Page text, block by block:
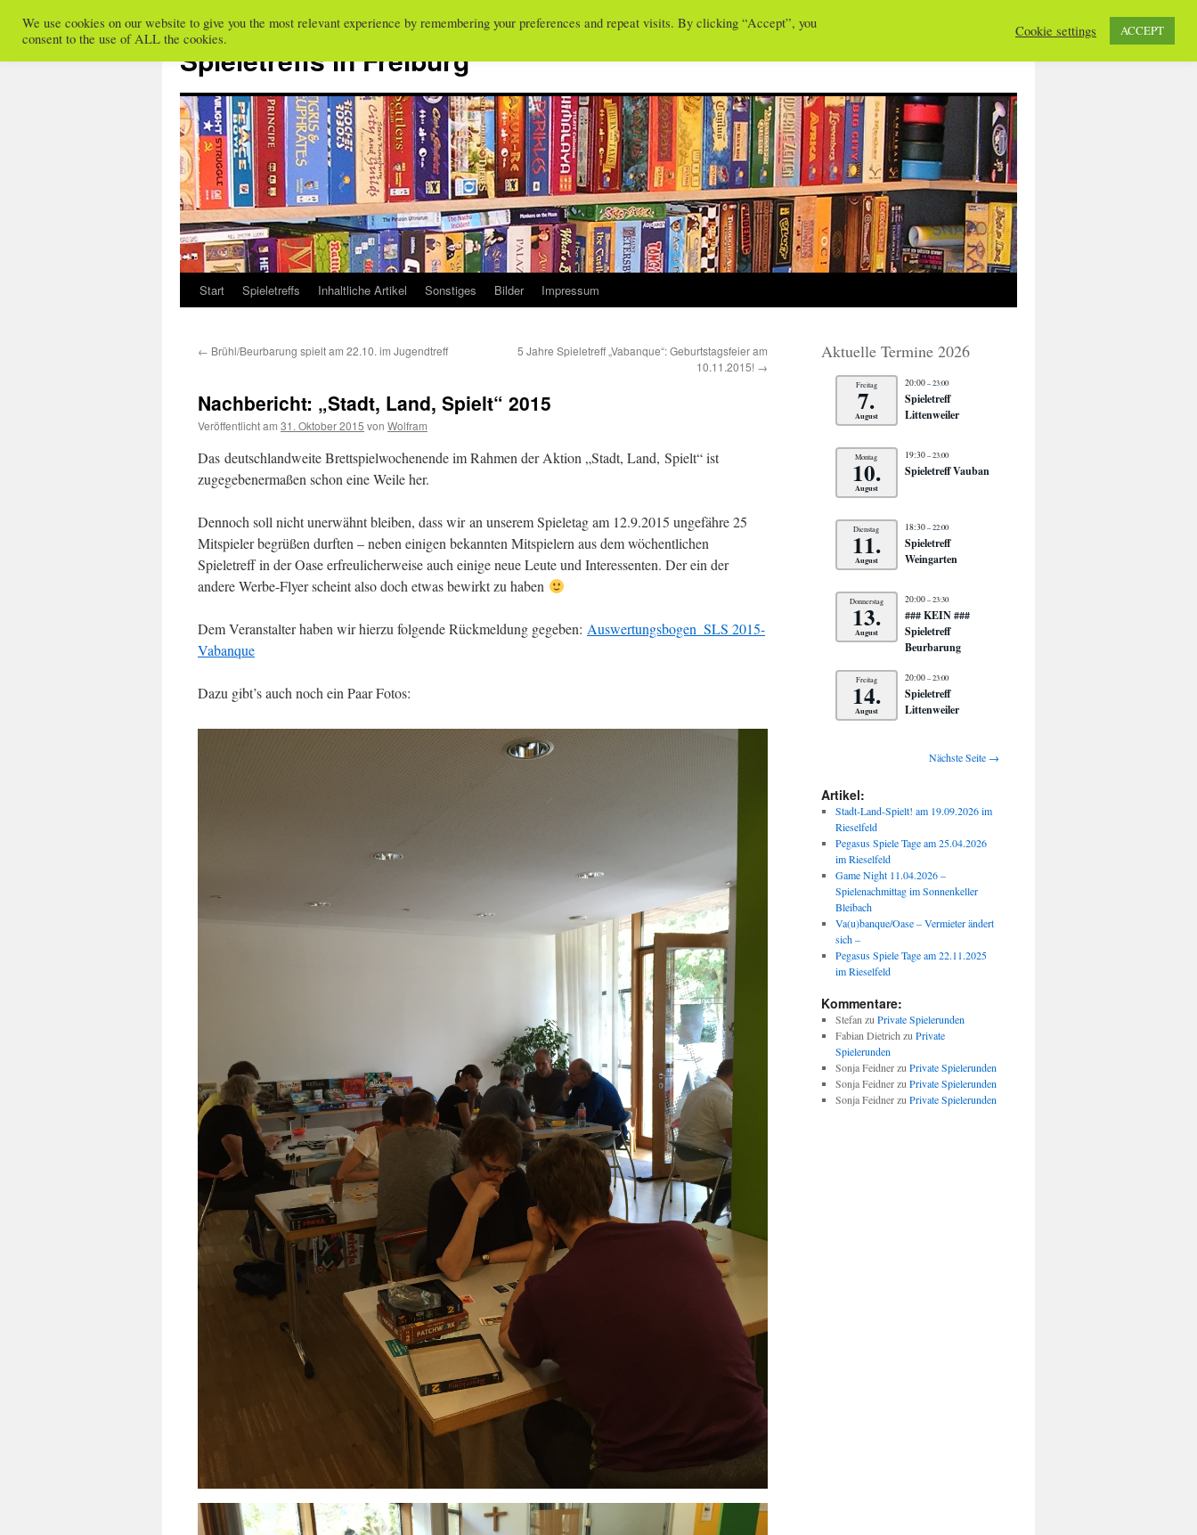
Zum
Inhalt
Spieletreffs in Freiburg
Start Spieletreffs Inhaltliche Artikel Sonstiges Bilder Impressum
← Brühl/Beurbarung spielt am 22.10. im Jugendtreff
5 Jahre Spieletreff „Vabanque“: Geburtstagsfeier am
10.11.2015! →
Nachbericht: „Stadt, Land, Spielt“ 2015
Veröffentlicht am 31. Oktober 2015 von Wolfram
Das deutschlandweite Brettspielwochenende im Rahmen der Aktion „Stadt, Land, Spielt“ ist
zugegebenermaßen schon eine Weile her.
Dennoch soll nicht unerwähnt bleiben, dass wir an unserem Spieletag am 12.9.2015 ungefähre 25
Mitspieler begrüßen durften – neben einigen bekannten Mitspielern aus dem wöchentlichen
Spieletreff in der Oase erfreulicherweise auch einige neue Leute und Interessenten. Der ein der
andere Werbe-Flyer scheint also doch etwas bewirkt zu haben
Dem Veranstalter haben wir hierzu folgende Rückmeldung gegeben: Auswertungsbogen_SLS 2015-
Vabanque
Dazu gibt’s auch noch ein Paar Fotos:
Aktuelle Termine 2026
Freitag
7.
August
20:00– 23:00
Spieletreff
Littenweiler
Montag
10.
August
19:30– 23:00
Spieletreff Vauban
Dienstag
11.
August
18:30– 22:00
Spieletreff
Weingarten
Donnerstag
13.
August
20:00– 23:30
### KEIN ###
Spieletreff
Beurbarung
Freitag
14.
August
20:00– 23:00
Spieletreff
Littenweiler
Nächste Seite →
Artikel:
Stadt-Land-Spielt! am 19.09.2026 im
Rieselfeld
Pegasus Spiele Tage am 25.04.2026
im Rieselfeld
Game Night 11.04.2026 –
Spielenachmittag im Sonnenkeller
Bleibach
Va(u)banque/Oase – Vermieter ändert
sich –
Pegasus Spiele Tage am 22.11.2025
im Rieselfeld
Kommentare:
Stefan zu Private Spielerunden
Fabian Dietrich zu Private
Spielerunden
Sonja Feidnerzu Private Spielerunden
Sonja Feidnerzu Private Spielerunden
Sonja Feidnerzu Private Spielerunden
We use cookies on our website to give you the most relevant experience by remembering your preferences and repeat visits. By clicking “Accept”, you
consent to the use of ALL the cookies.
Cookie settings ACCEPT